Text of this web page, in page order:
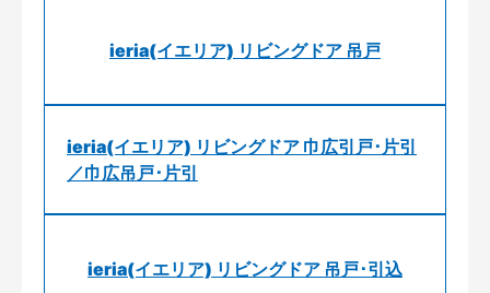
ieria(イエリア) リビングドア 吊戸
ieria(イエリア) リビングドア 巾広引戸･片引
／巾広吊戸･片引
ieria(イエリア) リビングドア 吊戸･引込